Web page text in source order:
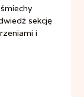
sekcję
i